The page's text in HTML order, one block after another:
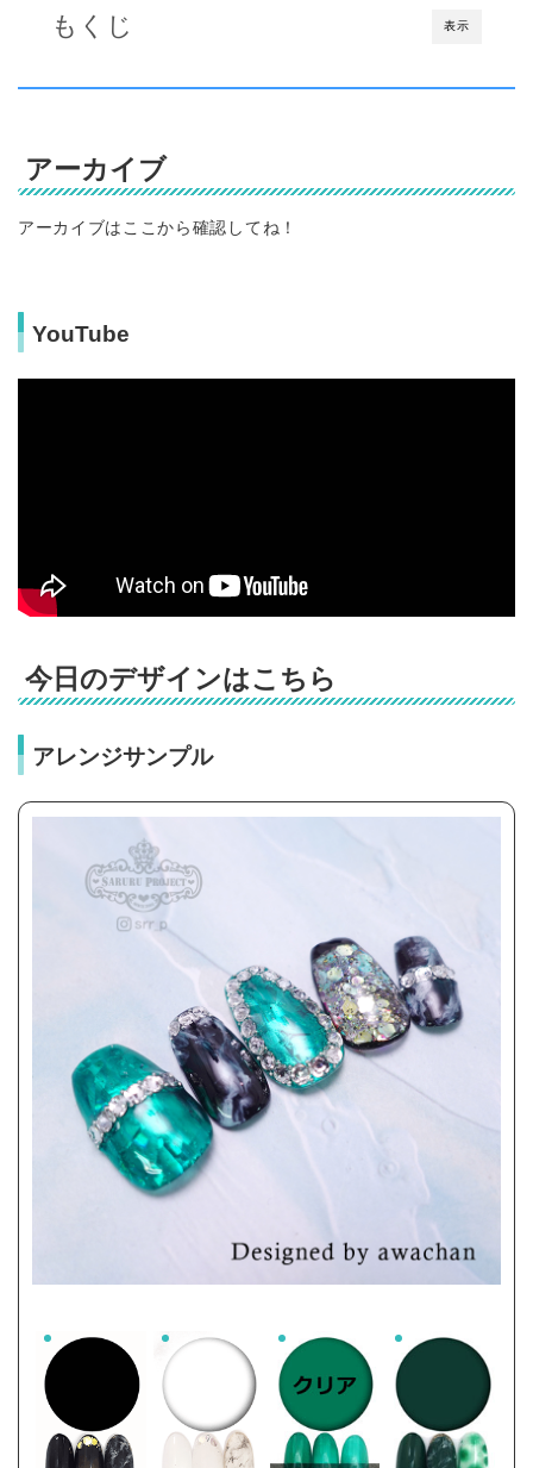
表示
もくじ
アーカイブ
アーカイブはここから確認してね！
YouTube
今日のデザインはこちら
アレンジサンプル